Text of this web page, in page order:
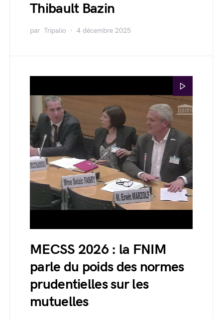
Thibault Bazin
par Tripalio 4 décembre 2025
MECSS 2026 : la FNIM
parle du poids des normes
prudentielles sur les
mutuelles